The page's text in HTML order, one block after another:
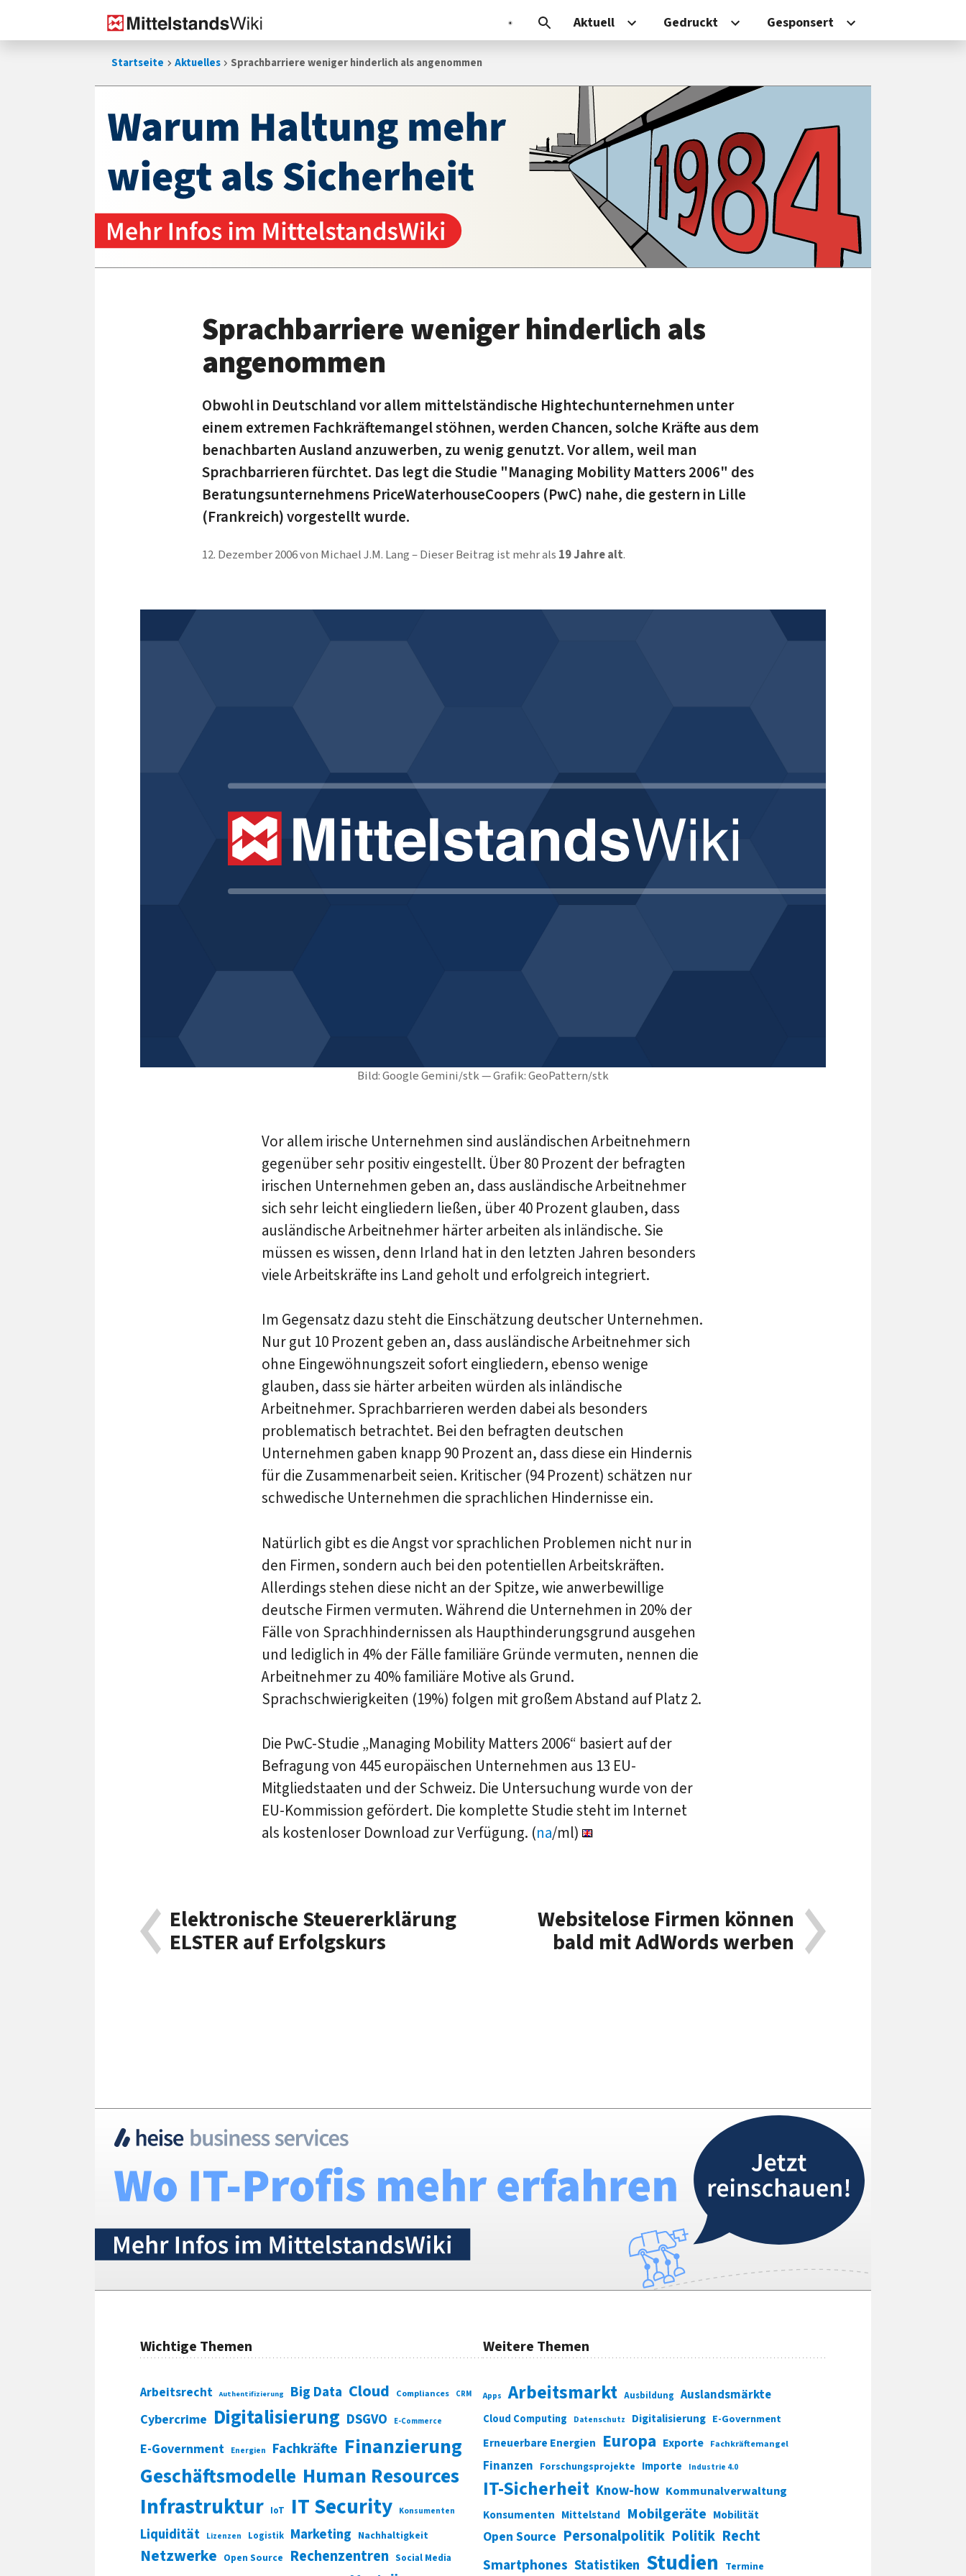
Aktuell Gedruckt Gesponsert
Startseite Aktuelles Sprachbarriere weniger hinderlich als angenommen
Bild: Google Gemini/stk — Grafik: GeoPattern/stk
Sprachbarriere weniger hinderlich als
angenommen
Obwohl in Deutschland vor allem mittelständische Hightechunternehmen unter
einem extremen Fachkräftemangel stöhnen, werden Chancen, solche Kräfte aus dem
benachbarten Ausland anzuwerben, zu wenig genutzt. Vor allem, weil man
Sprachbarrieren fürchtet. Das legt die Studie "Managing Mobility Matters 2006" des
Beratungsunternehmens PriceWaterhouseCoopers (PwC) nahe, die gestern in Lille
(Frankreich) vorgestellt wurde.
12. Dezember 2006von Michael J.M. Lang Dieser Beitrag ist mehr als 19 Jahre alt.
Vor allem irische Unternehmen sind ausländischen Arbeitnehmern
gegenüber sehr positiv eingestellt. Über 80 Prozent der befragten
irischen Unternehmen geben an, dass ausländische Arbeitnehmer
sich sehr leicht eingliedern ließen, über 40 Prozent glauben, dass
ausländische Arbeitnehmer härter arbeiten als inländische. Sie
müssen es wissen, denn Irland hat in den letzten Jahren besonders
viele Arbeitskräfte ins Land geholt und erfolgreich integriert.
Im Gegensatz dazu steht die Einschätzung deutscher Unternehmen.
Nur gut 10 Prozent geben an, dass ausländische Arbeitnehmer sich
ohne Eingewöhnungszeit sofort eingliedern, ebenso wenige
glauben, dass sie härter arbeiten würden als inländische
Arbeitnehmer. Sprachbarrieren werden dabei als besonders
problematisch betrachtet. Bei den befragten deutschen
Unternehmen gaben knapp 90 Prozent an, dass diese ein Hindernis
für die Zusammenarbeit seien. Kritischer (94 Prozent) schätzen nur
schwedische Unternehmen die sprachlichen Hindernisse ein.
Natürlich gibt es die Angst vor sprachlichen Problemen nicht nur in
den Firmen, sondern auch bei den potentiellen Arbeitskräften.
Allerdings stehen diese nicht an der Spitze, wie anwerbewillige
deutsche Firmen vermuten. Während die Unternehmen in 20% der
Fälle von Sprachhindernissen als Haupthinderungsgrund ausgehen
und lediglich in 4% der Fälle familiäre Gründe vermuten, nennen die
Arbeitnehmer zu 40% familiäre Motive als Grund.
Sprachschwierigkeiten (19%) folgen mit großem Abstand auf Platz 2.
Die PwC-Studie „Managing Mobility Matters 2006“ basiert auf der
Befragung von 445 europäischen Unternehmen aus 13 EU-
Mitgliedstaaten und der Schweiz. Die Untersuchung wurde von der
EU-Kommission gefördert. Die komplette Studie steht im Internet
als kostenloser Download zur Verfügung. (na/ml)
Elektronische Steuererklärung
ELSTER auf Erfolgskurs
Websitelose Firmen können
bald mit AdWords werben
Wichtige Themen
Arbeitsrecht Authentifizierung Big Data Cloud Compliances CRM
Cybercrime Digitalisierung DSGVO E-Commerce
E-Government Energien Fachkräfte Finanzierung
Geschäftsmodelle Human Resources
Infrastruktur IoT IT Security Konsumenten
Liquidität Lizenzen Logistik Marketing Nachhaltigkeit
Netzwerke Open Source Rechenzentren Social Media
Weitere Themen
Apps Arbeitsmarkt Ausbildung Auslandsmärkte
Cloud Computing Datenschutz Digitalisierung E-Government
Erneuerbare Energien Europa Exporte Fachkräftemangel
Finanzen Forschungsprojekte Importe Industrie 4.0
IT-Sicherheit Know-how Kommunalverwaltung
Konsumenten Mittelstand Mobilgeräte Mobilität
Open Source Personalpolitik Politik Recht
Smartphones Statistiken Studien Termine